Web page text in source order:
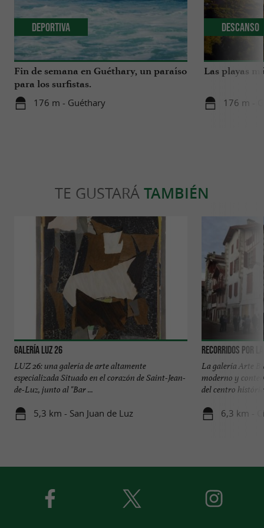
Fin de semana en Guéthary, un paraíso
para los surfistas.
176 m - Guéthary
Deportiva
Las playas
176 m -
Descanso
TE GUSTARÁ TAMBIÉN
Galería Luz 26
LUZ 26: una galería de arte altamente
especializada Situado en el corazón de Saint-Jean-
de-Luz, junto al "Bar ...
5,3 km - San Juan de Luz
Recorridos por
La galería Arte
moderno y
del centro
6,3 km -